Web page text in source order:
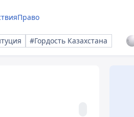
Право
#Гордость Казахстана